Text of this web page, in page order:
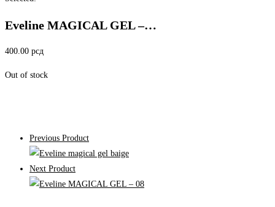
Eveline MAGICAL GEL –…
400.00 рсд
Out of stock
Previous Product
Next Product